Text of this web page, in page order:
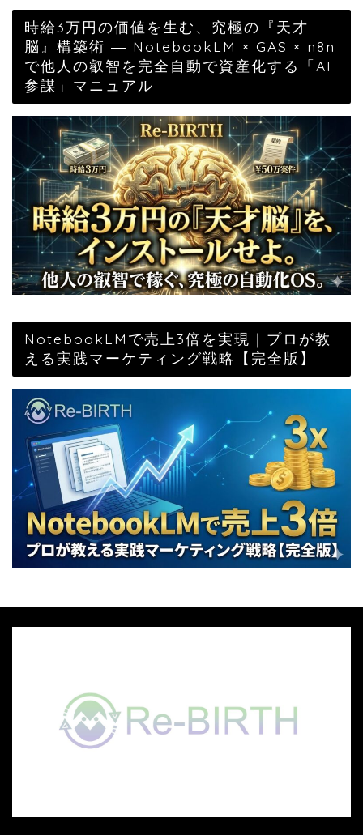
時給3万円の価値を生む、究極の『天才
脳』構築術 ― NotebookLM × GAS × n8n
で他人の叡智を完全自動で資産化する「AI
参謀」マニュアル
NotebookLMで売上3倍を実現｜プロが教
える実践マーケティング戦略【完全版】